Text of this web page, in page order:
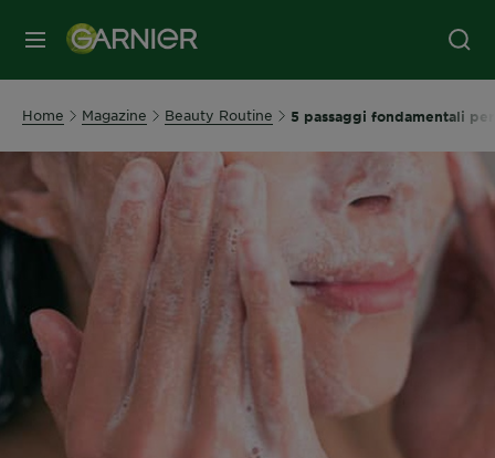
MENU
Home Magazine Beauty Routine 5 passaggi fondamentali